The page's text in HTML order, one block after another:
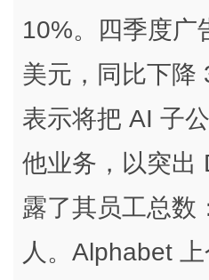
10%。四季度广
美元，同比下降
表示将把 AI 子
他业务，以突出
露了其员工总
人。Alphabet